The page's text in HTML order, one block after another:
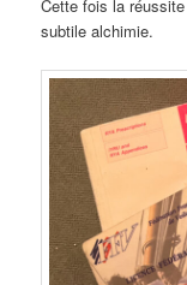
Cette fois la
subtile alchimie.